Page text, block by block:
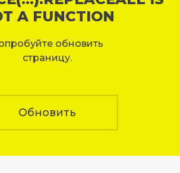
A FUNCTION
обновить
страницу.
Обновить